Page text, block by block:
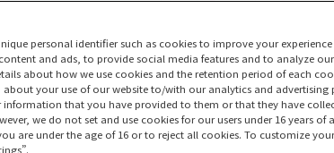
personal identifier such as cookies to improve your
and ads, to provide social media features and to analyze
about how we use cookies and the retention period of each
your use of our website to/with our analytics and advertising
that you have provided to them or that they have
we do not set and use cookies for our users under 16 years of
are under the age of 16 or to reject all cookies. To customize